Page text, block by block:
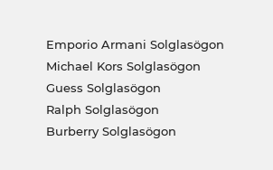
Emporio Armani Solglasögon
Michael Kors Solglasögon
Guess Solglasögon
Ralph Solglasögon
Burberry Solglasögon